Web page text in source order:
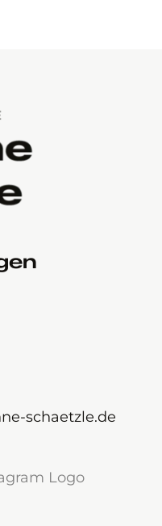
schaetzle.de